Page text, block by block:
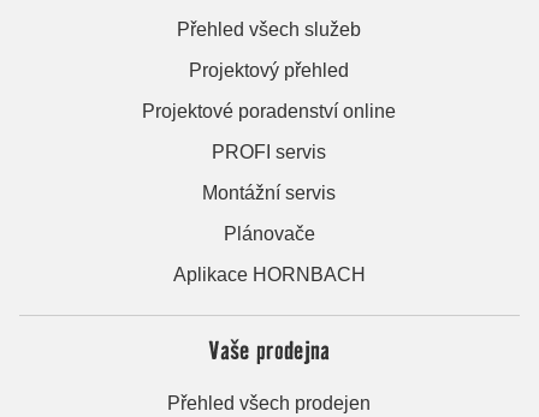
Přehled všech služeb
Projektový přehled
Projektové poradenství online
PROFI servis
Montážní servis
Plánovače
Aplikace HORNBACH
Vaše prodejna
Přehled všech prodejen